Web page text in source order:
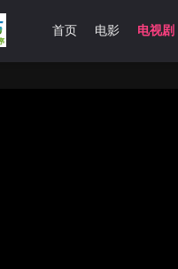
首页 电影 电视剧